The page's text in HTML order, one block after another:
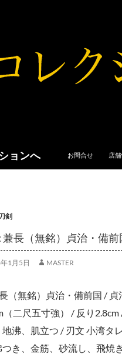
ョンへ お問合せ 店
剣
兼長（無銘）貞治・備
1月5日 MASTER
（無銘）貞治・備前国 /
（二尺五寸強） / 反り
地沸、肌立つ / 刃文 小湾タ
つき、金筋、砂流し、飛焼